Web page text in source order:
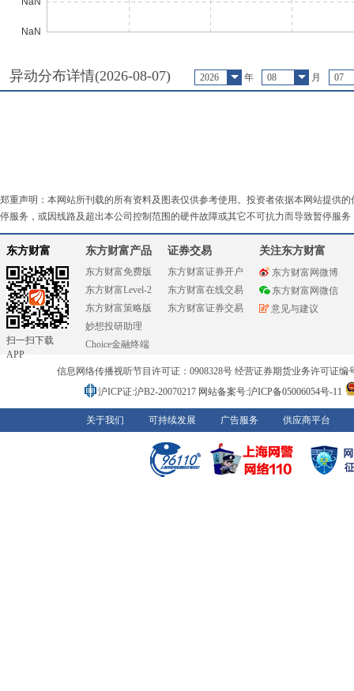
异动分布详情(2026-08-07) 2026 年 08 月 07
郑重声明：本网站所刊载的所有资料及图表仅供参考使用。投资者依据本网站提供
停服务，或因线路及超出本公司控制范围的硬件故障或其它不可抗力而导致暂停服
东方财富
扫一扫下载
APP
东方财富产品
东方财富免费版
东方财富Level-2
东方财富策略版
妙想投研助理
Choice金融终端
证券交易
东方财富证券开户
东方财富在线交易
东方财富证券交易
关注东方财富
东方财富网微博
东方财富网微信
意见与建议
信息网络传播视听节目许可证：0908328号 经营证券期货业务许可证编
沪ICP证:沪B2-20070217 网站备案号:沪ICP备05006054号-11
关于我们 可持续发展 广告服务 供应商平台